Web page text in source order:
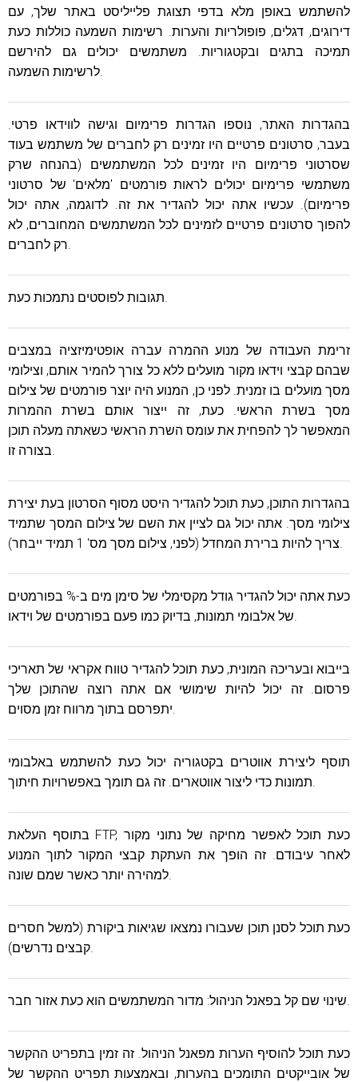
להשתמש באופן מלא בדפי תצוגת פלייליסט באתר שלך, עם
דירוגים, דגלים, פופולריות והערות. רשימות השמעה כוללות כעת
תמיכה בתגים ובקטגוריות. משתמשים יכולים גם להירשם
לרשימות השמעה.
בהגדרות האתר, נוספו הגדרות פרימיום וגישה לווידאו פרטי.
בעבר, סרטונים פרטיים היו זמינים רק לחברים של משתמש בעוד
שסרטוני פרימיום היו זמינים לכל המשתמשים (בהנחה שרק
משתמשי פרימיום יכולים לראות פורמטים 'מלאים' של סרטוני
פרימיום). עכשיו אתה יכול להגדיר את זה. לדוגמה, אתה יכול
להפוך סרטונים פרטיים לזמינים לכל המשתמשים המחוברים, לא
רק לחברים.
תגובות לפוסטים נתמכות כעת.
זרימת העבודה של מנוע ההמרה עברה אופטימיזציה במצבים
שבהם קבצי וידאו מקור מועלים ללא כל צורך להמיר אותם, וצילומי
מסך מועלים בו זמנית. לפני כן, המנוע היה יוצר פורמטים של צילום
מסך בשרת הראשי. כעת, זה ייצור אותם בשרת ההמרות
המאפשר לך להפחית את עומס השרת הראשי כשאתה מעלה תוכן
בצורה זו.
בהגדרות התוכן, כעת תוכל להגדיר היסט מסוף הסרטון בעת ​​יצירת
צילומי מסך. אתה יכול גם לציין את השם של צילום המסך שתמיד
צריך להיות ברירת המחדל (לפני, צילום מסך מס' 1 תמיד ייבחר).
כעת אתה יכול להגדיר גודל מקסימלי של סימן מים ב-% בפורמטים
של אלבומי תמונות, בדיוק כמו פעם בפורמטים של וידאו.
בייבוא ​​ובעריכה המונית, כעת תוכל להגדיר טווח אקראי של תאריכי
פרסום. זה יכול להיות שימושי אם אתה רוצה שהתוכן שלך
יתפרסם בתוך מרווח זמן מסוים.
תוסף ליצירת אווטרים בקטגוריה יכול כעת להשתמש באלבומי
תמונות כדי ליצור אווטארים. זה גם תומך באפשרויות חיתוך.
בתוסף העלאת FTP, כעת תוכל לאפשר מחיקה של נתוני מקור
לאחר עיבודם. זה הופך את העתקת קבצי המקור לתוך המנוע
למהירה יותר כאשר שמם שונה.
כעת תוכל לסנן תוכן שעבורו נמצאו שגיאות ביקורת (למשל חסרים
קבצים נדרשים).
שינוי שם קל בפאנל הניהול: מדור המשתמשים הוא כעת אזור חבר.
כעת תוכל להוסיף הערות מפאנל הניהול. זה זמין בתפריט ההקשר
של אובייקטים התומכים בהערות, ובאמצעות תפריט ההקשר של